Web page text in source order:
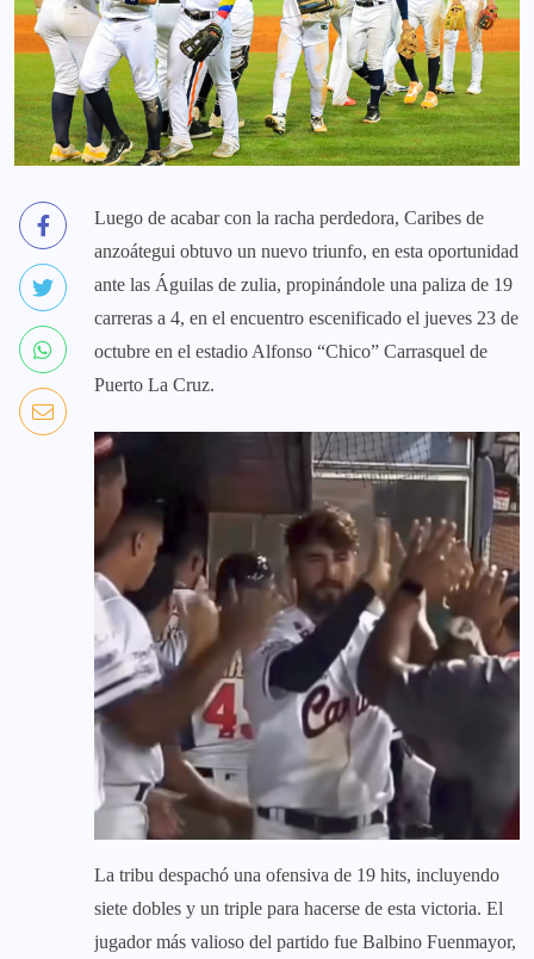
Luego de acabar con la racha perdedora, Caribes de
anzoátegui obtuvo un nuevo triunfo, en esta oportunidad
ante las Águilas de zulia, propinándole una paliza de 19
carreras a 4, en el encuentro escenificado el jueves 23 de
octubre en el estadio Alfonso “Chico” Carrasquel de
Puerto La Cruz.
La tribu despachó una ofensiva de 19 hits, incluyendo
siete dobles y un triple para hacerse de esta victoria. El
jugador más valioso del partido fue Balbino Fuenmayor,